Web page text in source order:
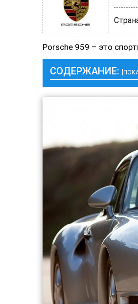
Porsche 959 – это
СОДЕРЖАНИЕ: